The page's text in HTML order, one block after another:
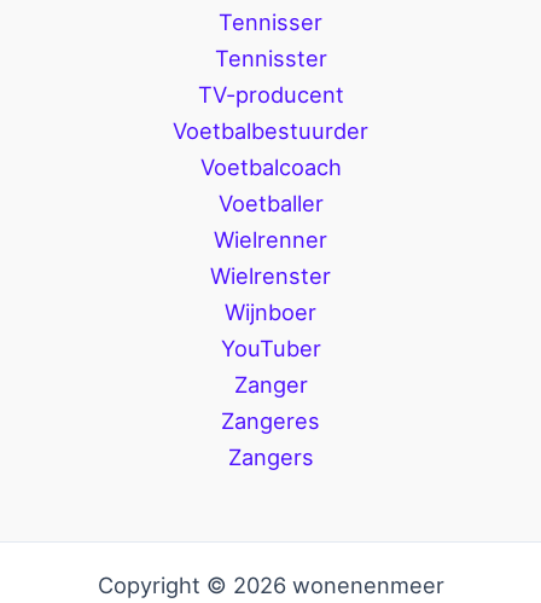
Tennisser
Tennisster
TV-producent
Voetbalbestuurder
Voetbalcoach
Voetballer
Wielrenner
Wielrenster
Wijnboer
YouTuber
Zanger
Zangeres
Zangers
Copyright © 2026 wonenenmeer